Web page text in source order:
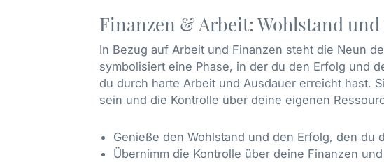
Finanzen & Arbeit: Wohlstand und
In Bezug auf Arbeit und Finanzen steht die Neun
symbolisiert eine Phase, in der du den Erfolg und
du durch harte Arbeit und Ausdauer erreicht hast.
sein und die Kontrolle über deine eigenen
Genieße den Wohlstand und den Erfolg, den du
Übernimm die Kontrolle über deine Finanzen